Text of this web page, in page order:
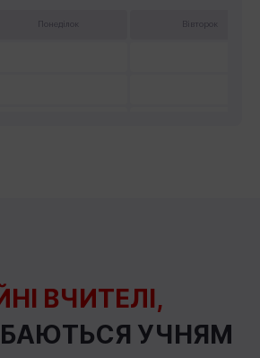
Понеділок Вівторок
ВЧИТЕЛІ,
УЧНЯМ